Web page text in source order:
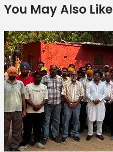
You May Also Like